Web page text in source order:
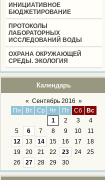
ИНИЦИАТИВНОЕ
БЮДЖЕТИРОВАНИЕ
ПРОТОКОЛЫ
ЛАБОРАТОРНЫХ
ИССЛЕДОВАНИЙ ВОДЫ
ОХРАНА ОКРУЖАЮЩЕЙ
СРЕДЫ. ЭКОЛОГИЯ
Календарь
« Сентябрь 2016 »
Пн
Вт Ср Чт Пт Сб
Вс
1
2 3
4
5
6 7 8 9 10
11
12
13 14 15 16 17
18
19
20 21 22 23 24
25
26
27 28 29 30